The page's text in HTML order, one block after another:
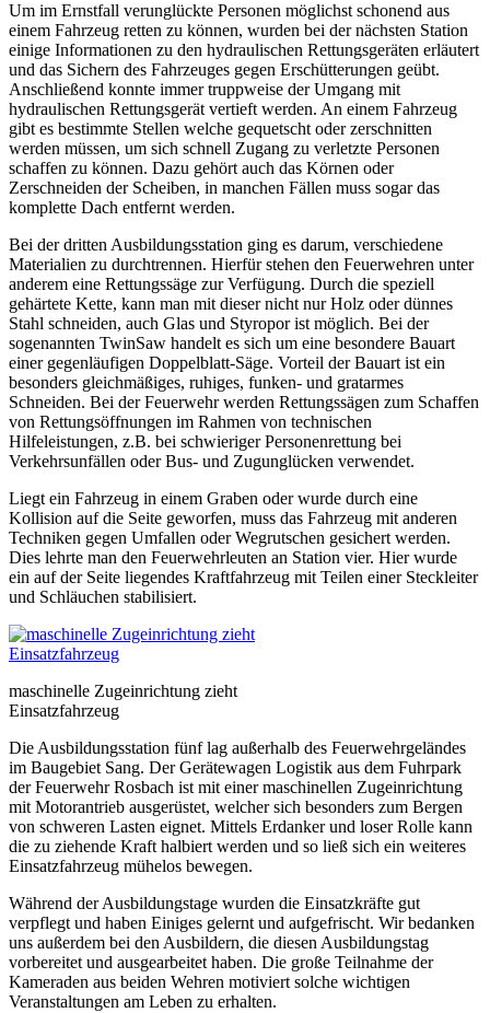
Um im Ernstfall verunglückte Personen möglichst schonend aus
einem Fahrzeug retten zu können, wurden bei der nächsten Station
einige Informationen zu den hydraulischen Rettungsgeräten erläutert
und das Sichern des Fahrzeuges gegen Erschütterungen geübt.
Anschließend konnte immer truppweise der Umgang mit
hydraulischen Rettungsgerät vertieft werden. An einem Fahrzeug
gibt es bestimmte Stellen welche gequetscht oder zerschnitten
werden müssen, um sich schnell Zugang zu verletzte Personen
schaffen zu können. Dazu gehört auch das Körnen oder
Zerschneiden der Scheiben, in manchen Fällen muss sogar das
komplette Dach entfernt werden.
Bei der dritten Ausbildungsstation ging es darum, verschiedene
Materialien zu durchtrennen. Hierfür stehen den Feuerwehren unter
anderem eine Rettungssäge zur Verfügung. Durch die speziell
gehärtete Kette, kann man mit dieser nicht nur Holz oder dünnes
Stahl schneiden, auch Glas und Styropor ist möglich. Bei der
sogenannten TwinSaw handelt es sich um eine besondere Bauart
einer gegenläufigen Doppelblatt-Säge. Vorteil der Bauart ist ein
besonders gleichmäßiges, ruhiges, funken- und gratarmes
Schneiden. Bei der Feuerwehr werden Rettungssägen zum Schaffen
von Rettungsöffnungen im Rahmen von technischen
Hilfeleistungen, z.B. bei schwieriger Personenrettung bei
Verkehrsunfällen oder Bus- und Zugunglücken verwendet.
Liegt ein Fahrzeug in einem Graben oder wurde durch eine
Kollision auf die Seite geworfen, muss das Fahrzeug mit anderen
Techniken gegen Umfallen oder Wegrutschen gesichert werden.
Dies lehrte man den Feuerwehrleuten an Station vier. Hier wurde
ein auf der Seite liegendes Kraftfahrzeug mit Teilen einer Steckleiter
und Schläuchen stabilisiert.
maschinelle Zugeinrichtung zieht
Einsatzfahrzeug
Die Ausbildungsstation fünf lag außerhalb des Feuerwehrgeländes
im Baugebiet Sang. Der Gerätewagen Logistik aus dem Fuhrpark
der Feuerwehr Rosbach ist mit einer maschinellen Zugeinrichtung
mit Motorantrieb ausgerüstet, welcher sich besonders zum Bergen
von schweren Lasten eignet. Mittels Erdanker und loser Rolle kann
die zu ziehende Kraft halbiert werden und so ließ sich ein weiteres
Einsatzfahrzeug mühelos bewegen.
Während der Ausbildungstage wurden die Einsatzkräfte gut
verpflegt und haben Einiges gelernt und aufgefrischt. Wir bedanken
uns außerdem bei den Ausbildern, die diesen Ausbildungstag
vorbereitet und ausgearbeitet haben. Die große Teilnahme der
Kameraden aus beiden Wehren motiviert solche wichtigen
Veranstaltungen am Leben zu erhalten.